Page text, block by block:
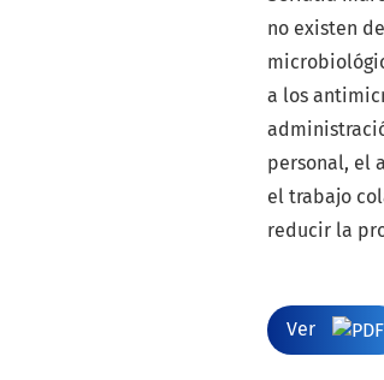
no existen
a los
personal, el
el trabajo
reducir la
Ver